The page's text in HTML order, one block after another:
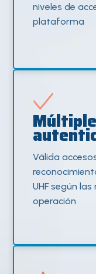
niveles de
plataforma
Válida
UHF según
operación